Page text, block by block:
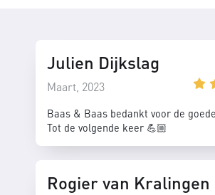
Julien Dijkslag
Maart, 2023
Baas & Baas bedankt voor de
Tot de volgende keer 💪🏼
Rogier van Kralingen